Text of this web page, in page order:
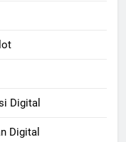
Digital
Digital